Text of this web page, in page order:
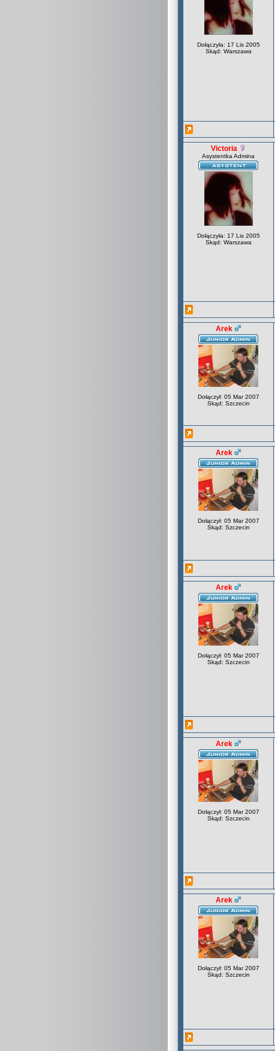
Dołączyła: 17 Lis 2005
Skąd: Warszawa
Victoria
Asystentka Admina
Dołączyła: 17 Lis 2005
Skąd: Warszawa
Arek
Dołączył: 05 Mar 2007
Skąd: Szczecin
Arek
Dołączył: 05 Mar 2007
Skąd: Szczecin
Arek
Dołączył: 05 Mar 2007
Skąd: Szczecin
Arek
Dołączył: 05 Mar 2007
Skąd: Szczecin
Arek
Dołączył: 05 Mar 2007
Skąd: Szczecin